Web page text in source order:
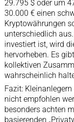
29.795 $ oder um
30.000 € einen
Kryptowährungen
unterschiedlich
investiert ist, wird
hervorheben. Es
kollektiven
wahrscheinlich
Fazit:
nicht empfohlen
besonders achten
basierenden